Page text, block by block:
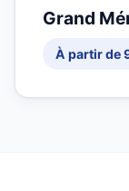
Grand
À partir de